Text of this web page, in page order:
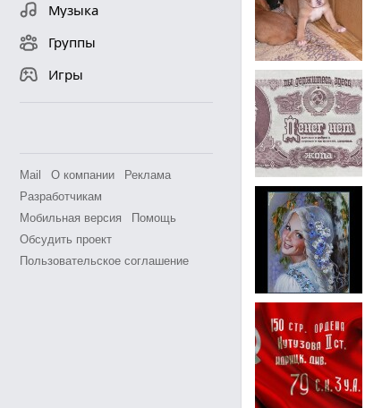
Музыка
Группы
Игры
Mail О компании
Реклама
Разработчикам
Мобильная версия
Помощь
Обсудить проект
Пользовательское соглашение